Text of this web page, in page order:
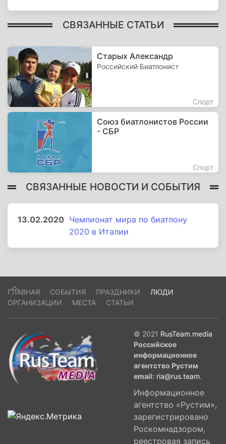
СВЯЗАННЫЕ СТАТЬИ
Старых Александр
Российский Биатлонист
Спорт
Союз биатлонистов России
- СБР
Спорт
СВЯЗАННЫЕ НОВОСТИ И СОБЫТИЯ
13.02.2020 Чемпионат мира по биатлону
2020 в Италии
ГЛАВНАЯ СОБЫТИЯ ПРАЗДНИКИ
ЛЮДИ
ОРГАНИЗАЦИИ
МЕСТА СТАТЬИ
© 2021 RusTeam.media
Российское
информационное
агентство Рустим
email: ria@rus.team.
Информационное
агентство «Рустим»,
зарегистрировано
Роскомнадзором,
реестровая запись